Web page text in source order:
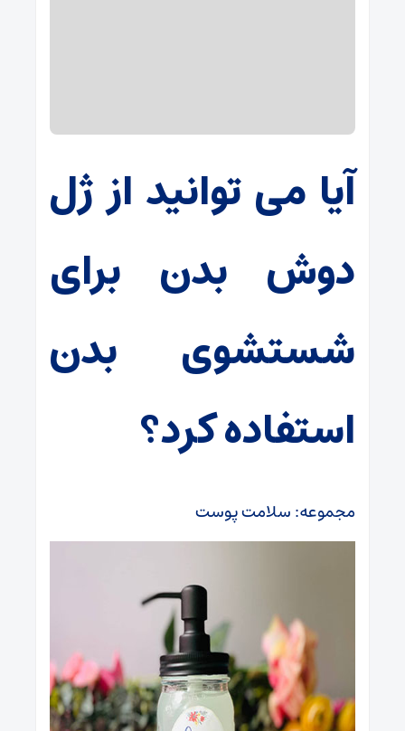
آیا می توانید از ژل
دوش بدن برای
شستشوی بدن
استفاده کرد؟
مجموعه: سلامت پوست